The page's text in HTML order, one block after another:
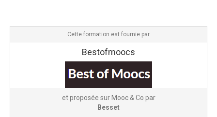
Cette formation est fournie par
Bestofmoocs
et proposée sur Mooc & Co par
Besset